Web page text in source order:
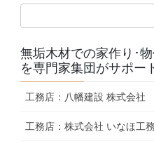
無垢⽊材での家作り･
を専門家集団がサポー
工務店：八幡建設 株式会社
工務店：株式会社 いなほ工